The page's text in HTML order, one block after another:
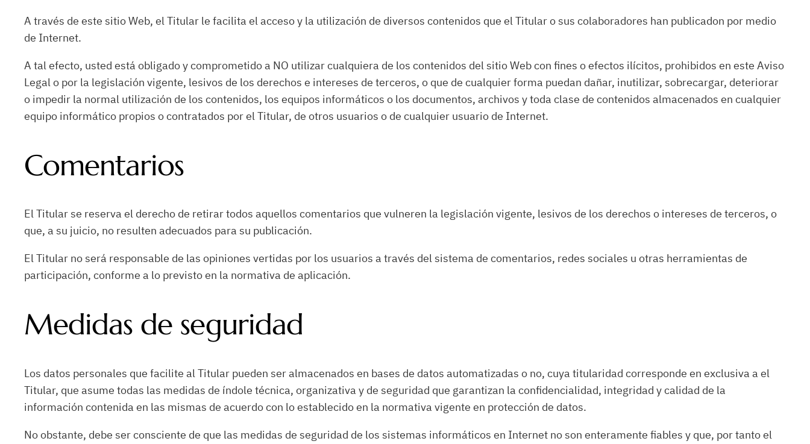
A través de este sitio Web, el Titular le facilita el acceso y la utilización de diversos contenidos que el Titular o sus colaboradores han publicadon por medio
de Internet.
A tal efecto, usted está obligado y comprometido a NO utilizar cualquiera de los contenidos del sitio Web con fines o efectos ilícitos, prohibidos en este Aviso
Legal o por la legislación vigente, lesivos de los derechos e intereses de terceros, o que de cualquier forma puedan dañar, inutilizar, sobrecargar, deteriorar
o impedir la normal utilización de los contenidos, los equipos informáticos o los documentos, archivos y toda clase de contenidos almacenados en cualquier
equipo informático propios o contratados por el Titular, de otros usuarios o de cualquier usuario de Internet.
Comentarios
El Titular se reserva el derecho de retirar todos aquellos comentarios que vulneren la legislación vigente, lesivos de los derechos o intereses de terceros, o
que, a su juicio, no resulten adecuados para su publicación.
El Titular no será responsable de las opiniones vertidas por los usuarios a través del sistema de comentarios, redes sociales u otras herramientas de
participación, conforme a lo previsto en la normativa de aplicación.
Medidas de seguridad
Los datos personales que facilite al Titular pueden ser almacenados en bases de datos automatizadas o no, cuya titularidad corresponde en exclusiva a el
Titular, que asume todas las medidas de índole técnica, organizativa y de seguridad que garantizan la confidencialidad, integridad y calidad de la
información contenida en las mismas de acuerdo con lo establecido en la normativa vigente en protección de datos.
No obstante, debe ser consciente de que las medidas de seguridad de los sistemas informáticos en Internet no son enteramente fiables y que, por tanto el